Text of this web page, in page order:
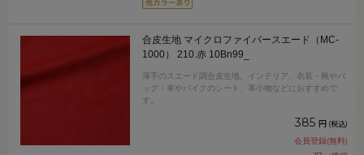
合皮生地 マイクロファイバースエード（MC-
1000） 210.赤 10Bn99_
薄手のスエード調合皮生地。インテリア、衣装・靴やバ
ッグ・車やバイクのシート、革小物などにおすすめで
す。
385 円 (税込)
会員登録(無料)